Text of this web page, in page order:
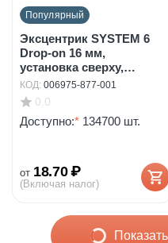
Популярный
Эксцентрик SYSTEM 6
Drop-on 16 мм,
установка сверху,
белы...
КОД: 006975-877-001
0.0
Доступно:* 134700 шт.
от 18.70 ₽
(Включая налог)